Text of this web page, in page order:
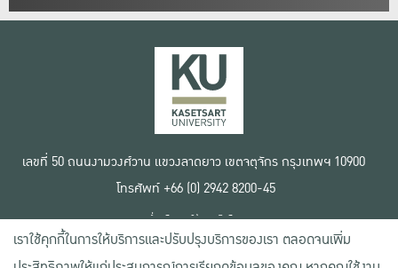
เลขที่ 50 ถนนงามวงศ์วาน แขวงลาดยาว เขตจตุจักร กรุงเทพฯ 10900
โทรศัพท์ +66 (0) 2942 8200-45
เงื่อนไขการใช้งานเว็บไซต์
ข้อตกลงด้านสิทธิ์ใช้งาน
นโยบายความเป็นส่วนตัว
เราใช้คุกกี้ในการให้บริการและปรับปรุงบริการของเรา ตลอดจนเพิ่ม